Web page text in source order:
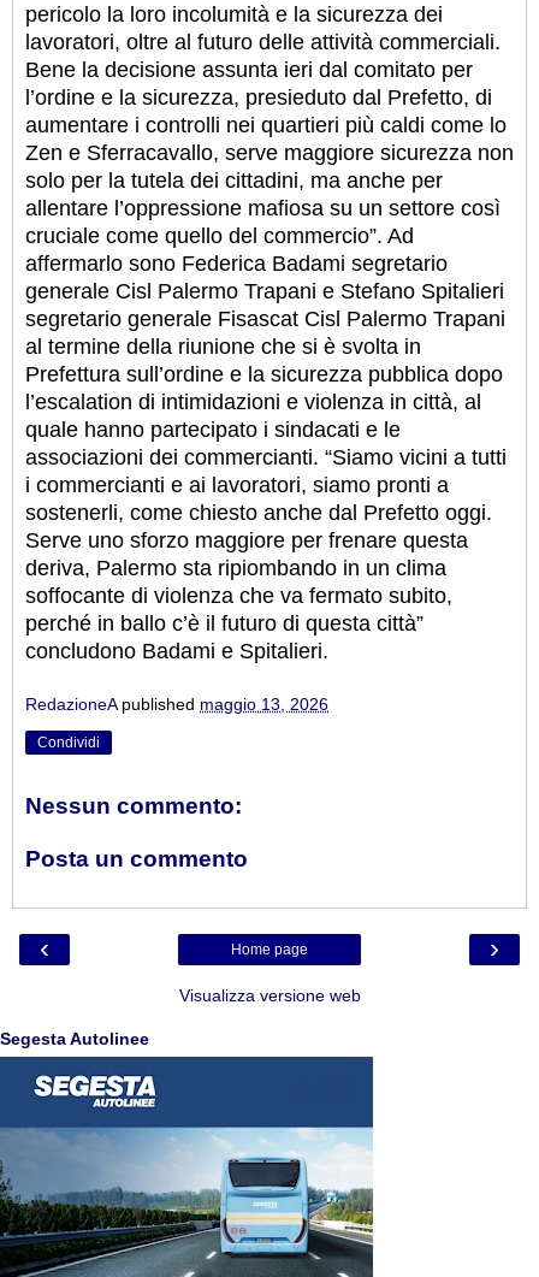
pericolo la loro incolumità e la sicurezza dei
lavoratori, oltre al futuro delle attività commerciali.
Bene la decisione assunta ieri dal comitato per
l’ordine e la sicurezza, presieduto dal Prefetto, di
aumentare i controlli nei quartieri più caldi come lo
Zen e Sferracavallo, serve maggiore sicurezza non
solo per la tutela dei cittadini, ma anche per
allentare l’oppressione mafiosa su un settore così
cruciale come quello del commercio”. Ad
affermarlo sono Federica Badami segretario
generale Cisl Palermo Trapani e Stefano Spitalieri
segretario generale Fisascat Cisl Palermo Trapani
al termine della riunione che si è svolta in
Prefettura sull’ordine e la sicurezza pubblica dopo
l’escalation di intimidazioni e violenza in città, al
quale hanno partecipato i sindacati e le
associazioni dei commercianti. “Siamo vicini a tutti
i commercianti e ai lavoratori, siamo pronti a
sostenerli, come chiesto anche dal Prefetto oggi.
Serve uno sforzo maggiore per frenare questa
deriva, Palermo sta ripiombando in un clima
soffocante di violenza che va fermato subito,
perché in ballo c’è il futuro di questa città”
concludono Badami e Spitalieri.
RedazioneA published maggio 13, 2026
Condividi
Nessun commento:
Posta un commento
‹ ›
Home page
Visualizza versione web
Segesta Autolinee